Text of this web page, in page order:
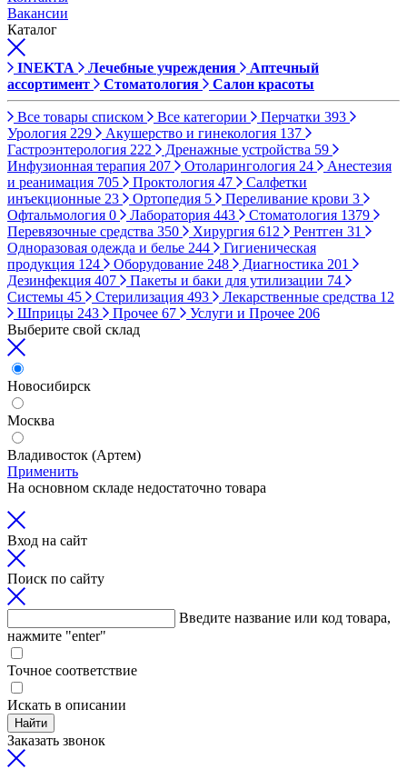
Вакансии
Каталог
INEKTA Лечебные учреждения
Аптечный
ассортимент
Стоматология Салон красоты
Все товары списком Все категории Перчатки 393
Урология 229 Акушерство и гинекология 137
Гастроэнтерология 222 Дренажные устройства 59
Инфузионная терапия 207 Отоларингология 24
Анестезия
и реанимация 705 Проктология 47
Салфетки
инъекционные 23 Ортопедия 5 Переливание крови 3
Офтальмология 0 Лаборатория 443 Стоматология 1379
Перевязочные средства 350 Хирургия 612 Рентген 31
Одноразовая одежда и белье 244
Гигиеническая
продукция 124 Оборудование 248 Диагностика 201
Дезинфекция 407 Пакеты и баки для утилизации 74
Системы 45 Стерилизация 493 Лекарственные средства 12
Шприцы 243 Прочее 67 Услуги и Прочее 206
Выберите свой склад
Новосибирск
Москва
Владивосток (Артем)
Применить
На основном складе недостаточно товара
Вход на сайт
Поиск по сайту
Введите название или код товара,
нажмите "enter"
Точное соответствие
Искать в описании
Найти
Заказать звонок